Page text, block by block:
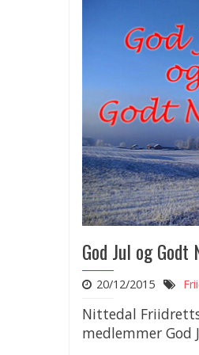
God Jul og Godt
20/12/2015
Nittedal
medlemmer